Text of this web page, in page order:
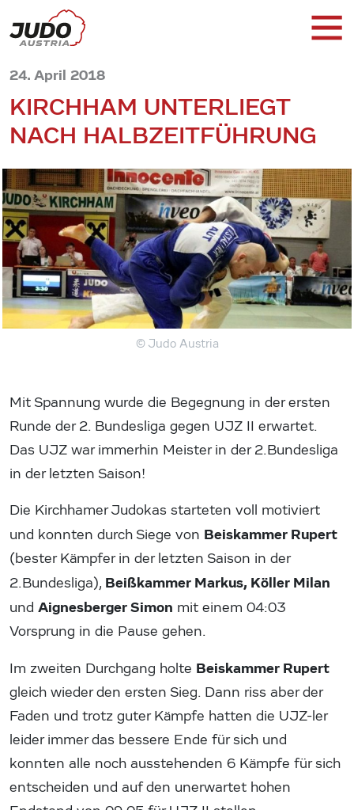
24. April 2018
KIRCHHAM UNTERLIEGT
NACH HALBZEITFÜHRUNG
© Judo Austria
Mit Spannung wurde die Begegnung in der ersten
Runde der 2. Bundesliga gegen UJZ II erwartet.
Das UJZ war immerhin Meister in der 2.Bundesliga
in der letzten Saison!
Die Kirchhamer Judokas starteten voll motiviert
und konnten durch Siege von Beiskammer Rupert
(bester Kämpfer in der letzten Saison in der
2.Bundesliga), Beißkammer Markus, Köller Milan
und Aignesberger Simon mit einem 04:03
Vorsprung in die Pause gehen.
Im zweiten Durchgang holte Beiskammer Rupert
gleich wieder den ersten Sieg. Dann riss aber der
Faden und trotz guter Kämpfe hatten die UJZ-ler
leider immer das bessere Ende für sich und
konnten alle noch ausstehenden 6 Kämpfe für sich
entscheiden und auf den unerwartet hohen